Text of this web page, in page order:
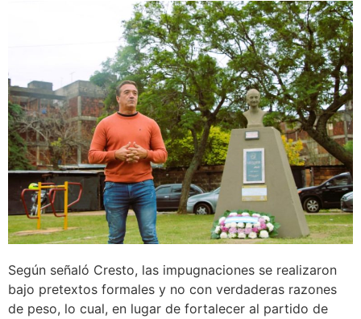
Según señaló Cresto, las impugnaciones se realizaron
bajo pretextos formales y no con verdaderas razones
de peso, lo cual, en lugar de fortalecer al partido de